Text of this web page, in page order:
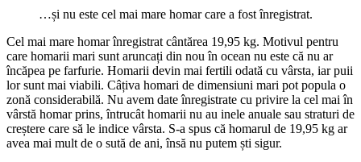
…și nu este cel mai mare homar care a fost înregistrat.
Cel mai mare homar înregistrat cântărea 19,95 kg. Motivul pentru
care homarii mari sunt aruncați din nou în ocean nu este că nu ar
încăpea pe farfurie. Homarii devin mai fertili odată cu vârsta, iar puii
lor sunt mai viabili. Câțiva homari de dimensiuni mari pot popula o
zonă considerabilă. Nu avem date înregistrate cu privire la cel mai în
vârstă homar prins, întrucât homarii nu au inele anuale sau straturi de
creștere care să le indice vârsta. S-a spus că homarul de 19,95 kg ar
avea mai mult de o sută de ani, însă nu putem ști sigur.